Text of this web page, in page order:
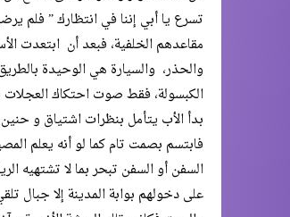
تسرع يا أبي إننا في انتظارك ” فلم
مقاعدهم الخلفية، فبعد أن ابتعدت
والحذر، والسيارة هي الوحيدة
الكبسولة، فقط صوت احتكاك
بدأ الأب يتأمل بنظرات اشتياق و
فابتسم بصمت تام كما لو أنه يعلم
السفن أو السفن تبحر بما لا تشتهيه
على دخولهم بوابة المدينة إلا